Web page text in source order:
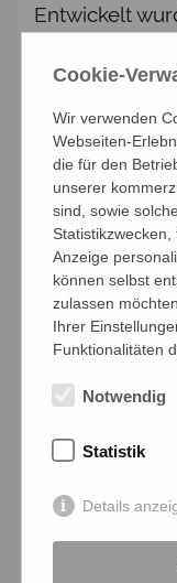
Entwickelt
Gerade zu
deutlicher
Eintreffen ab
(Dauer: 1 1/2
Es gibt Tänze
ganzen Gruppe.
Freude an
Miteinander!
Cookie-
Wir verwenden
Webseiten-
die für den
unserer
sind, sowie
Anzeige
können selbst
zulassen
Ihrer
Funktionalitäten
Notwendig
Statistik
Details